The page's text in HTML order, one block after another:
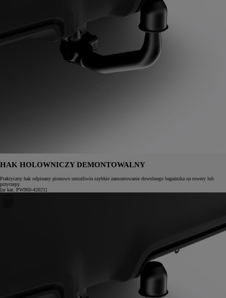
HAK HOLOWNICZY DEMONTOWALNY
Praktyczny hak odpinany pionowo umożliwia szybkie zamontowanie dowolnego bagażnika na rowery lub
przyczepy.
[nr kat. PW960-42021]